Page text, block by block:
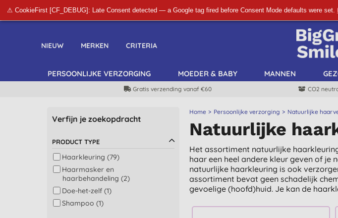
⚠ CookieFirst [CF_DEBUG]: Late Consent detected — a Google tag fired before Consent Mode defaults were set.
SCHRIJF ME IN!
NIEUW MERKEN CRITERIA
PERSOONLIJKE VERZORGING MOEDER & BABY MANNEN
Gratis verzending vanaf €60 CO2
Home Persoonlijke verzorging Natuurlijke
Natuurlijke
Het assortiment natuurlijke
haar een heel andere kleur geven of je
natuurlijke haarkleuring is ook
assortiment bevat geen schadelijk
gevoelige (hoofd)huid. Je kan de
Verfijn je zoekopdracht
PRODUCT TYPE
Haarkleuring (79)
Haarmasker en
haarbehandeling (2)
Doe-het-zelf (1)
Shampoo (1)